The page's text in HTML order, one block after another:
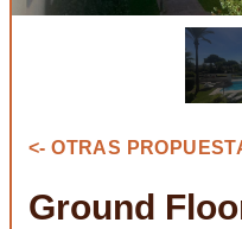
<- OTRAS
Ground